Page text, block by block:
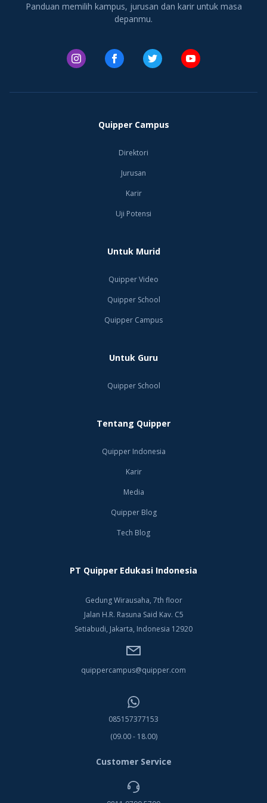
Panduan memilih kampus, jurusan dan karir untuk masa
depanmu.
Quipper Campus
Direktori
Jurusan
Karir
Uji Potensi
Untuk Murid
Quipper Video
Quipper School
Quipper Campus
Untuk Guru
Quipper School
Tentang Quipper
Quipper Indonesia
Karir
Media
Quipper Blog
Tech Blog
PT Quipper Edukasi Indonesia
Gedung Wirausaha, 7th floor
Jalan H.R. Rasuna Said Kav. C5
Setiabudi, Jakarta, Indonesia 12920
quippercampus@quipper.com
085157377153
(09.00 - 18.00)
Customer Service